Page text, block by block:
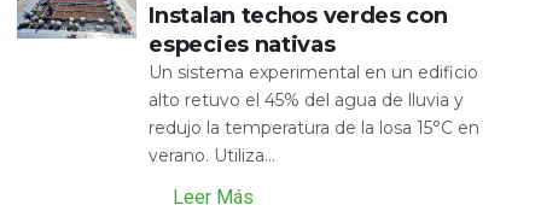
Instalan techos verdes con
especies nativas
Un sistema experimental en un edificio
alto retuvo el 45% del agua de lluvia y
redujo la temperatura de la losa 15°C en
verano. Utiliza...
Leer Más